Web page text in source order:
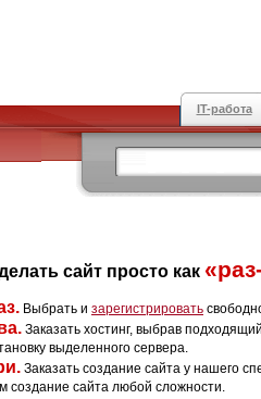
IT-работа
сайт просто как
Выбрать и зарегистрировать
Заказать хостинг, выбрав
выделенного сервера.
Заказать создание сайта у нашего
создание сайта любой сложности.